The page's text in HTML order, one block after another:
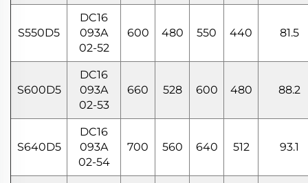
S550D5
DC16
093A
02-52
600 480 550 440 81.5
S600D5
DC16
093A
02-53
660 528 600 480 88.2
S640D5
DC16
093A
02-54
700 560 640 512 93.1